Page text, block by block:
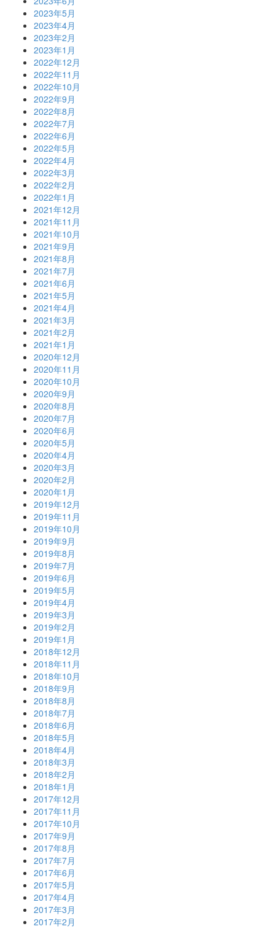
2023年5月
2023年4月
2023年2月
2023年1月
2022年12月
2022年11月
2022年10月
2022年9月
2022年8月
2022年7月
2022年6月
2022年5月
2022年4月
2022年3月
2022年2月
2022年1月
2021年12月
2021年11月
2021年10月
2021年9月
2021年8月
2021年7月
2021年6月
2021年5月
2021年4月
2021年3月
2021年2月
2021年1月
2020年12月
2020年11月
2020年10月
2020年9月
2020年8月
2020年7月
2020年6月
2020年5月
2020年4月
2020年3月
2020年2月
2020年1月
2019年12月
2019年11月
2019年10月
2019年9月
2019年8月
2019年7月
2019年6月
2019年5月
2019年4月
2019年3月
2019年2月
2019年1月
2018年12月
2018年11月
2018年10月
2018年9月
2018年8月
2018年7月
2018年6月
2018年5月
2018年4月
2018年3月
2018年2月
2018年1月
2017年12月
2017年11月
2017年10月
2017年9月
2017年8月
2017年7月
2017年6月
2017年5月
2017年4月
2017年3月
2017年2月